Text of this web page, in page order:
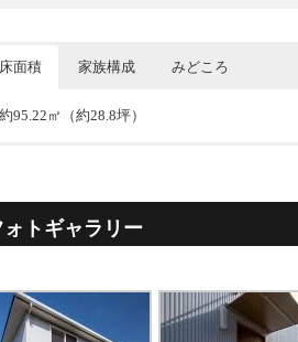
床面積 家族構成 みどころ
約95.22㎡（約28.8坪）
ォトギャラリー